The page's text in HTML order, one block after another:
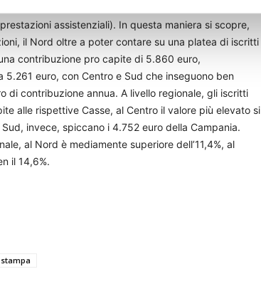
soltanto una parte della spesa per
assistenziali). In questa maniera si scopre,
il Nord oltre a poter contare su una platea di iscritti
contribuzione pro capite di 5.860 euro,
5.261 euro, con Centro e Sud che inseguono ben
contribuzione annua. A livello regionale, gli iscritti
alle rispettive Casse, al Centro il valore più elevato si
invece, spiccano i 4.752 euro della Campania.
al Nord è mediamente superiore dell’11,4%, al
il 14,6%.
stampa